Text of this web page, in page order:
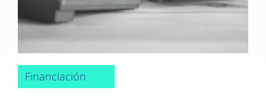
Financiación